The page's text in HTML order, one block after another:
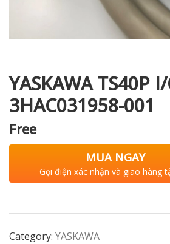
YASKAWA TS40P
3HAC031958-001
Free
MUA NGAY
Gọi điện xác nhận và giao hàng
Category: YASKAWA